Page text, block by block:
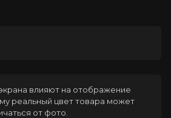
влияют на отображение
реальный цвет товара может
от фото.